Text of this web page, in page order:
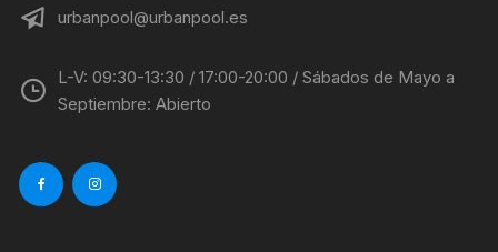
urbanpool@urbanpool.es
L-V: 09:30-13:30 / 17:00-20:00 / Sábados de Mayo a
Septiembre: Abierto